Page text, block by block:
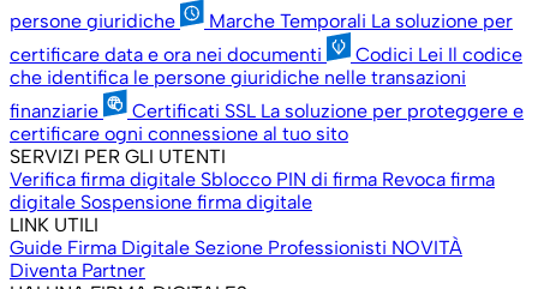
persone giuridiche
Marche Temporali La soluzione per
certificare data e ora nei documenti
Codici Lei Il codice
che identifica le persone giuridiche nelle transazioni
finanziarie
Certificati SSL La soluzione per proteggere e
certificare ogni connessione al tuo sito
SERVIZI PER GLI UTENTI
Verifica firma digitale Sblocco PIN di firma Revoca firma
digitale Sospensione firma digitale
LINK UTILI
Guide Firma Digitale Sezione Professionisti NOVITÀ
Diventa Partner